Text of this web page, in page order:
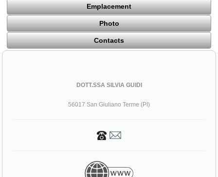
Emplacement
Photo
Contacts
DOTT.SSA SILVIA GUIDI
56017 San Giuliano Terme (PI)